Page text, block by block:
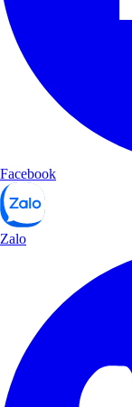
Facebook
Zalo